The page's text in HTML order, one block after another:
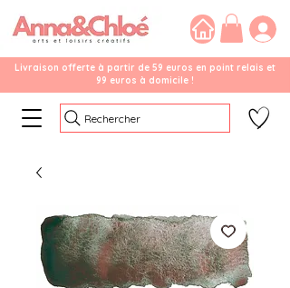
Livraison offerte à partir de 59 euros en point relais et
99 euros à domicile !
Rechercher